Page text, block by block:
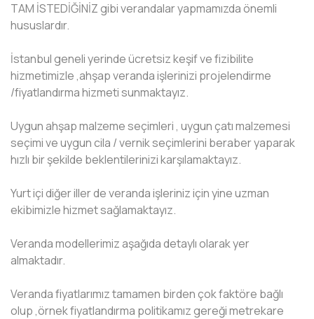
TAM İSTEDİĞİNİZ gibi verandalar yapmamızda önemli
hususlardır.
İstanbul geneli yerinde ücretsiz keşif ve fizibilite
hizmetimizle ,ahşap veranda işlerinizi projelendirme
/fiyatlandırma hizmeti sunmaktayız.
Uygun ahşap malzeme seçimleri , uygun çatı malzemesi
seçimi ve uygun cila / vernik seçimlerini beraber yaparak
hızlı bir şekilde beklentilerinizi karşılamaktayız.
Yurt içi diğer iller de veranda işleriniz için yine uzman
ekibimizle hizmet sağlamaktayız.
Veranda modellerimiz aşağıda detaylı olarak yer
almaktadır.
Veranda fiyatlarımız tamamen birden çok faktöre bağlı
olup ,örnek fiyatlandırma politikamız gereği metrekare